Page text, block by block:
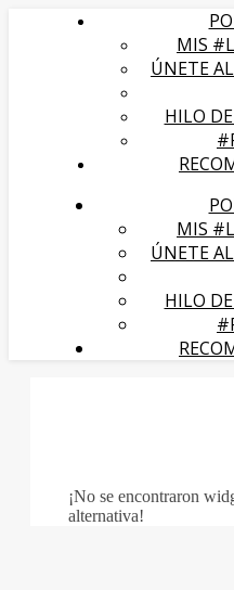
MIS
ÚNETE
HILO
MIS
ÚNETE
HILO
¡No se encontraron
alternativa!